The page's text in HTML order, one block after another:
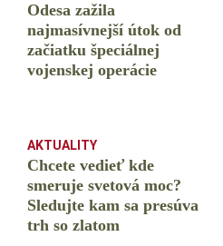
Odesa zažila
najmasívnejší útok od
začiatku špeciálnej
vojenskej operácie
AKTUALITY
Chcete vedieť kde
smeruje svetová moc?
Sledujte kam sa presúva
trh so zlatom